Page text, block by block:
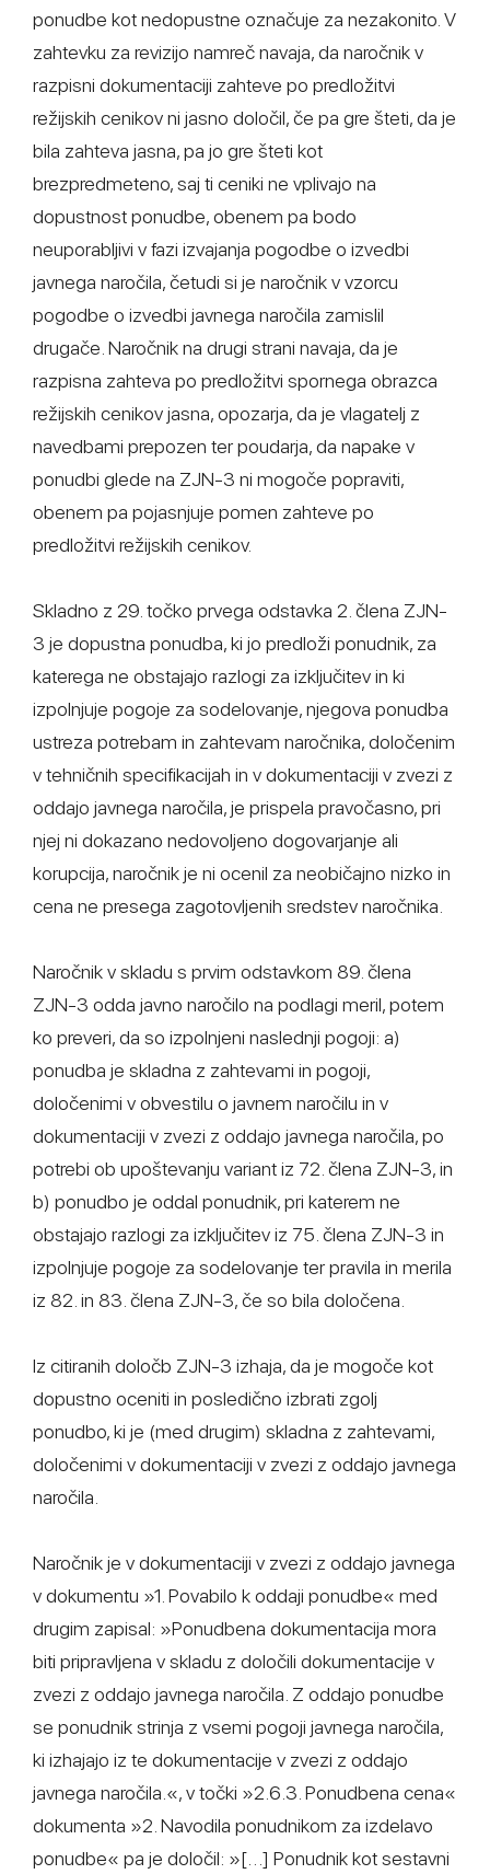
ponudbe kot nedopustne označuje za nezakonito. V
zahtevku za revizijo namreč navaja, da naročnik v
razpisni dokumentaciji zahteve po predložitvi
režijskih cenikov ni jasno določil, če pa gre šteti, da je
bila zahteva jasna, pa jo gre šteti kot
brezpredmeteno, saj ti ceniki ne vplivajo na
dopustnost ponudbe, obenem pa bodo
neuporabljivi v fazi izvajanja pogodbe o izvedbi
javnega naročila, četudi si je naročnik v vzorcu
pogodbe o izvedbi javnega naročila zamislil
drugače. Naročnik na drugi strani navaja, da je
razpisna zahteva po predložitvi spornega obrazca
režijskih cenikov jasna, opozarja, da je vlagatelj z
navedbami prepozen ter poudarja, da napake v
ponudbi glede na ZJN-3 ni mogoče popraviti,
obenem pa pojasnjuje pomen zahteve po
predložitvi režijskih cenikov.
Skladno z 29. točko prvega odstavka 2. člena ZJN-
3 je dopustna ponudba, ki jo predloži ponudnik, za
katerega ne obstajajo razlogi za izključitev in ki
izpolnjuje pogoje za sodelovanje, njegova ponudba
ustreza potrebam in zahtevam naročnika, določenim
v tehničnih specifikacijah in v dokumentaciji v zvezi z
oddajo javnega naročila, je prispela pravočasno, pri
njej ni dokazano nedovoljeno dogovarjanje ali
korupcija, naročnik je ni ocenil za neobičajno nizko in
cena ne presega zagotovljenih sredstev naročnika.
Naročnik v skladu s prvim odstavkom 89. člena
ZJN-3 odda javno naročilo na podlagi meril, potem
ko preveri, da so izpolnjeni naslednji pogoji: a)
ponudba je skladna z zahtevami in pogoji,
določenimi v obvestilu o javnem naročilu in v
dokumentaciji v zvezi z oddajo javnega naročila, po
potrebi ob upoštevanju variant iz 72. člena ZJN-3, in
b) ponudbo je oddal ponudnik, pri katerem ne
obstajajo razlogi za izključitev iz 75. člena ZJN-3 in
izpolnjuje pogoje za sodelovanje ter pravila in merila
iz 82. in 83. člena ZJN-3, če so bila določena.
Iz citiranih določb ZJN-3 izhaja, da je mogoče kot
dopustno oceniti in posledično izbrati zgolj
ponudbo, ki je (med drugim) skladna z zahtevami,
določenimi v dokumentaciji v zvezi z oddajo javnega
naročila.
Naročnik je v dokumentaciji v zvezi z oddajo javnega
v dokumentu »1. Povabilo k oddaji ponudbe« med
drugim zapisal: »Ponudbena dokumentacija mora
biti pripravljena v skladu z določili dokumentacije v
zvezi z oddajo javnega naročila. Z oddajo ponudbe
se ponudnik strinja z vsemi pogoji javnega naročila,
ki izhajajo iz te dokumentacije v zvezi z oddajo
javnega naročila.«, v točki »2.6.3. Ponudbena cena«
dokumenta »2. Navodila ponudnikom za izdelavo
ponudbe« pa je določil: »[…] Ponudnik kot sestavni